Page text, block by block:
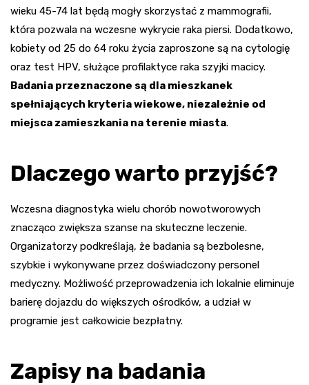
wieku 45-74 lat będą mogły skorzystać z mammografii,
która pozwala na wczesne wykrycie raka piersi. Dodatkowo,
kobiety od 25 do 64 roku życia zaproszone są na cytologię
oraz test HPV, służące profilaktyce raka szyjki macicy.
Badania przeznaczone są dla mieszkanek
spełniających kryteria wiekowe, niezależnie od
miejsca zamieszkania na terenie miasta.
Dlaczego warto przyjść?
Wczesna diagnostyka wielu chorób nowotworowych
znacząco zwiększa szanse na skuteczne leczenie.
Organizatorzy podkreślają, że badania są bezbolesne,
szybkie i wykonywane przez doświadczony personel
medyczny. Możliwość przeprowadzenia ich lokalnie eliminuje
barierę dojazdu do większych ośrodków, a udział w
programie jest całkowicie bezpłatny.
Zapisy na badania